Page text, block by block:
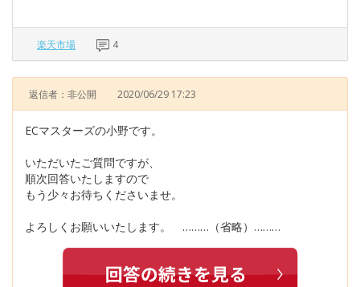
楽天市場 4
返信者：非公開 2020/06/29 17:23
ECマスターズの小野です。
いただいたご質問ですが、
順次回答いたしますので
もう少々お待ちくださいませ。
よろしくお願いいたします。 ………（省略）………